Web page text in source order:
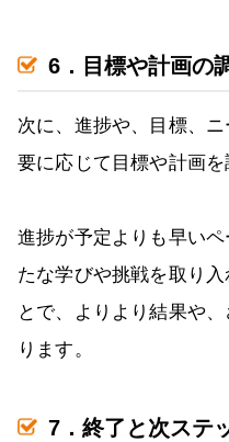
6．目標や計画の
次に、進捗や、目標、
要に応じて目標や計画を
進捗が予定よりも早い
たな学びや挑戦を取り
とで、よりより結果や
ります。
7．終了と次ステ